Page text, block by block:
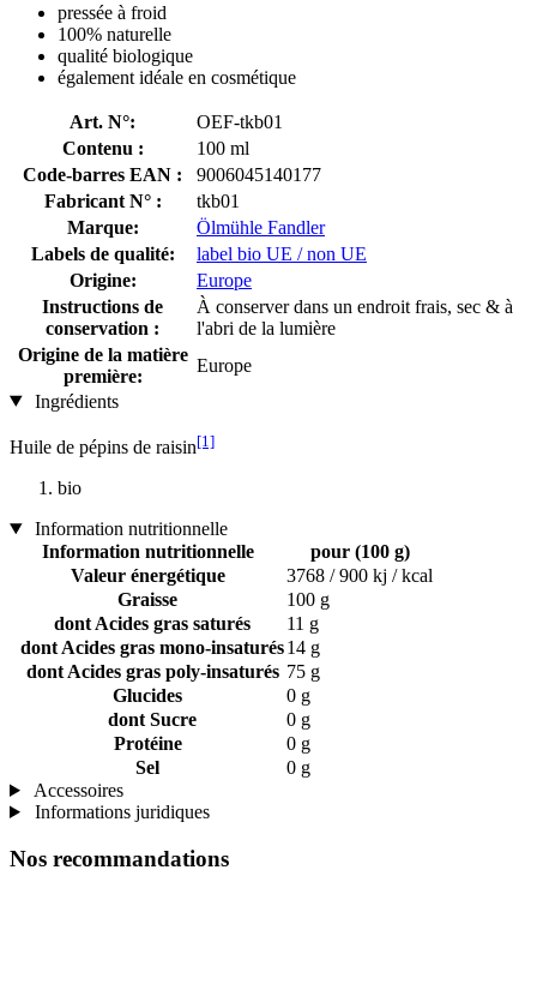
pressée à froid
100% naturelle
qualité biologique
également idéale en cosmétique
Art. N°:
OEF-tkb01
Contenu :
100 ml
Code-barres EAN :
9006045140177
Fabricant N° :
tkb01
Marque:
Ölmühle Fandler
Labels de qualité:
label bio UE / non UE
Origine:
Europe
Instructions de
conservation :
À conserver dans un endroit frais, sec & à
l'abri de la lumière
Origine de la matière
première:
Europe
Ingrédients
Huile de pépins de raisin[1]
bio
Information nutritionnelle
Information nutritionnelle
pour (100 g)
Valeur énergétique
3768 / 900 kj / kcal
Graisse
100 g
dont Acides gras saturés
11 g
dont Acides gras mono-insaturés14 g
dont Acides gras poly-insaturés 75 g
Glucides
0 g
dont Sucre
0 g
Protéine
0 g
Sel
0 g
Accessoires
Informations juridiques
Nos recommandations